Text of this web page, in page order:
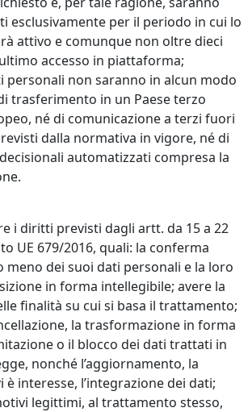
esclusivamente per il periodo in cui lo
attivo e comunque non oltre dieci
accesso in piattaforma;
personali non saranno in alcun modo
trasferimento in un Paese terzo
né di comunicazione a terzi fuori
dalla normativa in vigore, né di
automatizzati compresa la
i diritti previsti dagli artt. da 15 a 22
UE 679/2016, quali: la conferma
meno dei suoi dati personali e la loro
in forma intellegibile; avere la
finalità su cui si basa il trattamento;
la trasformazione in forma
o il blocco dei dati trattati in
nonché l’aggiornamento, la
è interesse, l’integrazione dei dati;
legittimi, al trattamento stesso,